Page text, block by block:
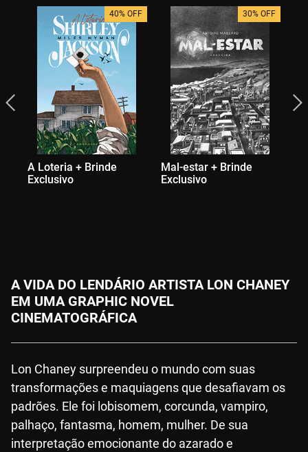
40% OFF
A Loteria + Brinde
Exclusivo
30% OFF
Mal-estar + Brinde
Exclusivo
A VIDA DO LENDÁRIO ARTISTA LON CHANEY
EM UMA GRAPHIC NOVEL
CINEMATOGRÁFICA
Lon Chaney surpreendeu o mundo com suas
transformações e maquiagens que desafiavam os
padrões. Ele foi lobisomem, corcunda, vampiro,
palhaço, fantasma, homem, mulher. De sua
interpretação emocionante do azarado e